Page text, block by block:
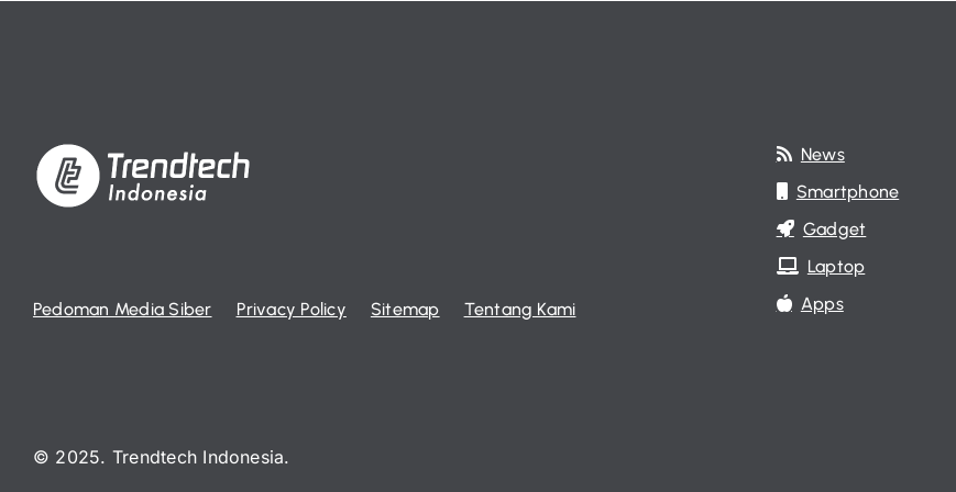
Pedoman Media Siber Privacy Policy Sitemap Tentang Kami
News
Smartphone
Gadget
Laptop
Apps
© 2025. Trendtech Indonesia.